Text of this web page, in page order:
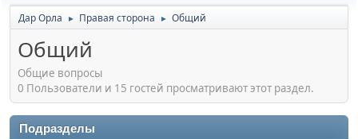
Дар Орла ► Правая сторона ► Общий
Общий
Общие вопросы
0 Пользователи и 15 гостей просматривают этот раздел.
Подразделы